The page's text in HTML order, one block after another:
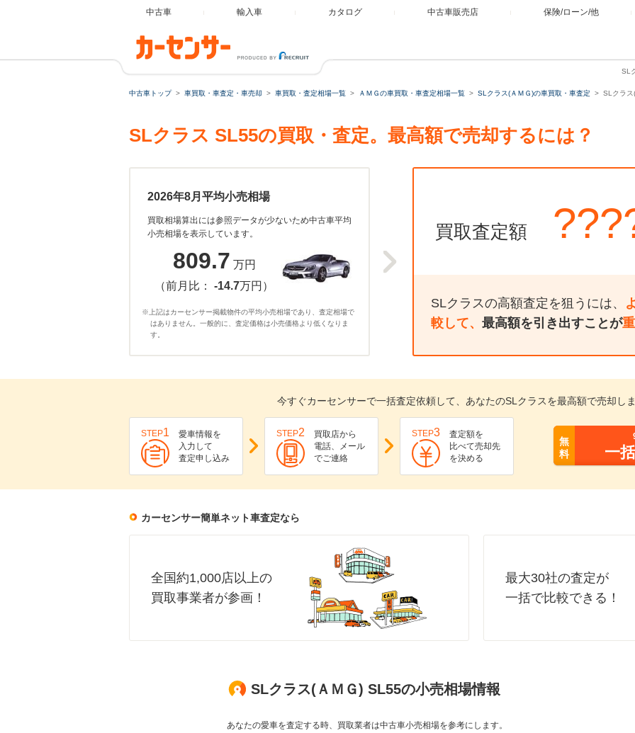
中古車 輸入車 カタログ 中古車販売店 保険/ローン/他
SL
中古車トップ 車買取・車査定・車売却 車買取・査定相場一覧 ＡＭＧの車買取・車査定相場一覧 SLクラス(ＡＭＧ)の車買取・車査定 SLクラス
SLクラス SL55の買取・査定。最高額で売却するには？
2026年8月平均小売相場
買取相場算出には参照データが少ないため中古車平均
小売相場を表示しています。
809.7 万円
（前月比： -14.7万円）
※上記はカーセンサー掲載物件の平均小売相場であり、査定相場で
はありません。一般的に、査定価格は小売価格より低くなりま
す。
買取査定額
SLクラスの高額査定を狙うには、
較して、 最高額を引き出すことが
今すぐカーセンサーで一括査定依頼して、あなたのSLクラスを最高額で売却し
STEP1
愛車情報を
入力して
査定申し込み
STEP2
買取店から
電話、メール
でご連絡
STEP3
査定額を
比べて売却先
を決める
無
料
一
カーセンサー簡単ネット車査定なら
全国約1,000店以上の
買取事業者が参画！
最大30社の査定が
一括で比較できる！
SLクラス(ＡＭＧ) SL55の小売相場情報
あなたの愛車を査定する時、買取業者は中古車小売相場を参考にします。